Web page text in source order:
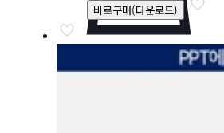
바로구매(다운로드)